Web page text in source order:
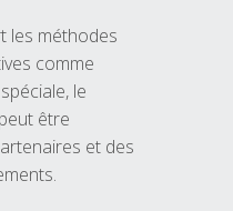
les méthodes
comme
le
être
et des